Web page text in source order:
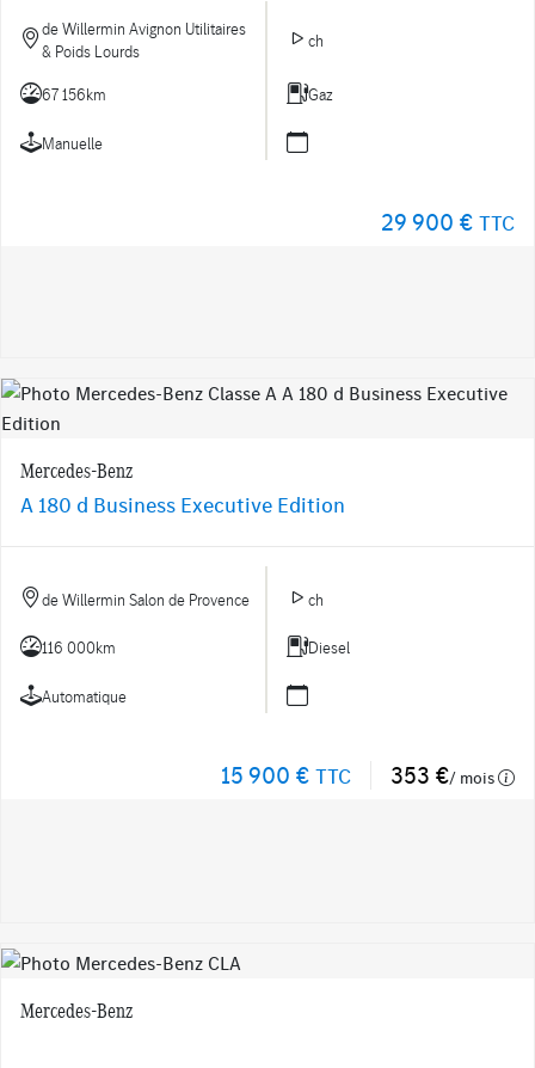
de Willermin Avignon Utilitaires
& Poids Lourds
ch
67 156km Gaz
Manuelle
29 900 € TTC
Mercedes-Benz
A 180 d Business Executive Edition
de Willermin Salon de Provence ch
116 000km Diesel
Automatique
15 900 € TTC 353 €/ mois
Mercedes-Benz